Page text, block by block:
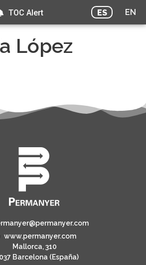
ES EN
TOC Alert
López
www.permanyer.com
Mallorca, 310
Barcelona (España)